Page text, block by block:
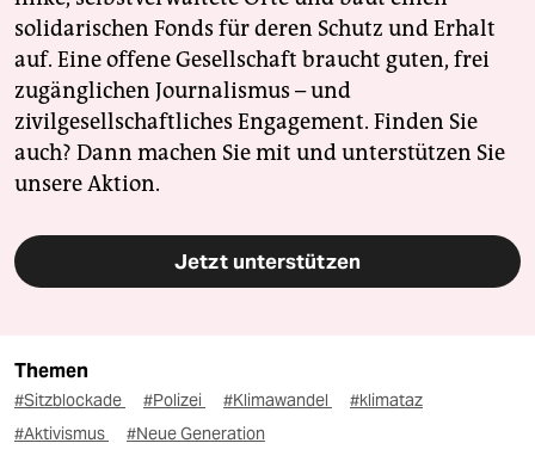
solidarischen Fonds für deren Schutz und Erhalt
auf. Eine offene Gesellschaft braucht guten, frei
zugänglichen Journalismus – und
zivilgesellschaftliches Engagement. Finden Sie
auch? Dann machen Sie mit und unterstützen Sie
unsere Aktion.
Jetzt unterstützen
Themen
#Sitzblockade #Polizei #Klimawandel
#klimataz
#Aktivismus
#Neue Generation